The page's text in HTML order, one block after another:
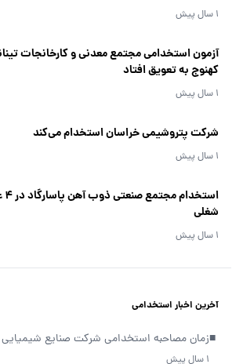
1 سال پیش
آزمون استخدامی مجتمع معدنی و کارخانجات
کهنوج به تعویق افتاد
1 سال پیش
شرکت پتروشیمی خراسان استخدام می‌کند
1 سال پیش
شغلی
1 سال پیش
آخرین اخبار استخدامی
■زمان مصاحبه استخدامی شرکت صنایع شیمیایی
1 سال پیش